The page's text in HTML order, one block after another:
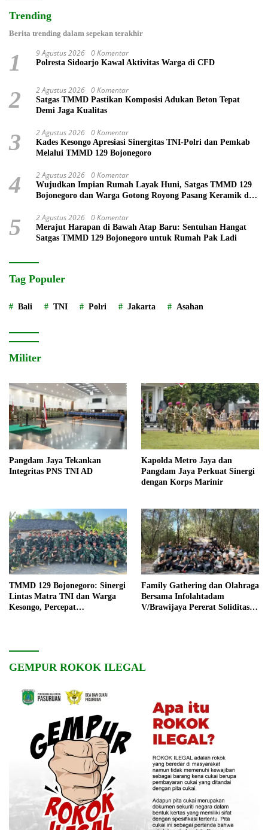
Trending
Berita trending dalam sepekan terakhir
1 9 Agustus 2026 0 Komentar
Polresta Sidoarjo Kawal Aktivitas Warga di CFD
2 2 Agustus 2026 0 Komentar
Satgas TMMD Pastikan Komposisi Adukan Beton Tepat
Demi Jaga Kualitas
3 2 Agustus 2026 0 Komentar
Kades Kesongo Apresiasi Sinergitas TNI-Polri dan Pemkab
Melalui TMMD 129 Bojonegoro
4 2 Agustus 2026 0 Komentar
Wujudkan Impian Rumah Layak Huni, Satgas TMMD 129
Bojonegoro dan Warga Gotong Royong Pasang Keramik di
5 2 Agustus 2026 0 Komentar
Merajut Harapan di Bawah Atap Baru: Sentuhan Hangat
Satgas TMMD 129 Bojonegoro untuk Rumah Pak Ladi
Tag Populer
Bali TNI Polri Jakarta Asahan
Militer
Pangdam Jaya Tekankan
Integritas PNS TNI AD
Kapolda Metro Jaya dan
Pangdam Jaya Perkuat Sinergi
dengan Korps Marinir
TMMD 129 Bojonegoro: Sinergi
Lintas Matra TNI dan Warga
Kesongo, Percepat
Family Gathering dan Olahraga
Bersama Infolahtadam
V/Brawijaya Pererat Soliditas
GEMPUR ROKOK ILEGAL